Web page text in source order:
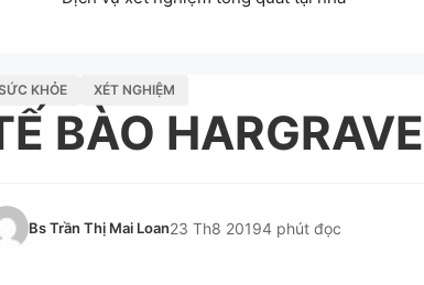
KHỎE XÉT NGHIỆM
BÀO
Bs Trần Thị Mai Loan23 Th8 20194 phút đọc